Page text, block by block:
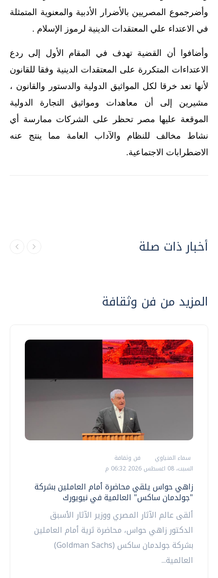
وأضرجموع المصريين بالأضرار الأدبية والمعنوية المتمثلة
في الاعتداء علي المعتقدات الدينية لرموز الإسلام .
وأضافوا أن القضية تهدف في المقام الأول إلى ردع
الاعتداءات المتكررة على المعتقدات الدينية وفقا للقانون
لأنها تعد خرقا لكل المواثيق الدولية والدستور والقانون ،
مشيرين إلى أن معاهدات ومواثيق التجارة الدولية
الموقعة عليها مصر تحظر على الشركات ممارسة أي
نشاط مخالف للنظام والآداب العامة مما ينتج عنه
الاضطرابات الاجتماعية.
أخبار ذات صلة
المزيد من فن وثقافة
سماء المنياوي
فن وثقافة
السبت، 08 اغسطس 2026 06:32 م
زاهي حواس يلقي محاضرة أمام العاملين بشركة
"جولدمان ساكس" العالمية في نيويورك
ألقى عالم الآثار المصري ووزير الآثار الأسبق
الدكتور زاهي حواس، محاضرة ثرية أمام العاملين
بشركة جولدمان ساكس (Goldman Sachs)
العالمية...